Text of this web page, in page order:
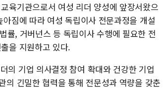
육기관으로서 여성 리더 양성에 앞장서왔으
짐에 따라 여성 독립이사 전문과정을 개설
률, 거버넌스 등 독립이사 수행에 필요한 전
을 지원하고 있다.
의 기업 의사결정 참여 확대와 건강한 기업
긴밀한 협력을 통해 전문성과 역량을 갖춘